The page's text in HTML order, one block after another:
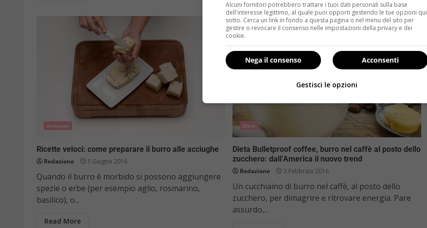
Antipasti
Ricette veloci: come preparare il burro alle acciughe
Redazione 5 Giugno 2016
Quando il burro è morbido si possono aggiungere
spezie o erbe (per esempio aglio, rosmarino,
basilico), o...
Read More
Diete
Dieta Bulletproof coffee, burro nel caffè al posto dello
zucchero: dall’America il nuovo trend
Redazione 3 Febbraio 2016
Un cucchiaino di burro nel caffè, al posto dello
zucchero, per dimagrire e ritrovare energia. Pare
assurdo,...
Alcuni fornitori potrebbero trattare i tuoi dati personali sulla base
dell'interesse legittimo, al quale puoi opporti gestendo le tue opzioni qui
sotto. Cerca un link in fondo a questa pagina o nel menu del sito per
gestire o revocare il consenso nelle impostazioni della privacy e dei
cookie.
Acconsenti
Nega il consenso
Gestisci le opzioni